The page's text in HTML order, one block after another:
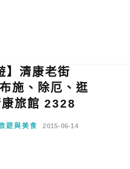
】清康老街
施、除厄、逛
旅館 2328
遊與美食 2015-06-14